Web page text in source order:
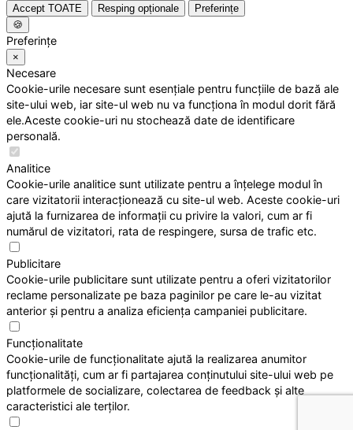
Accept TOATE Resping opționale
Preferințe
🍪
Preferințe
×
Necesare
Cookie-urile necesare sunt esențiale pentru funcțiile de bază ale
site-ului web, iar site-ul web nu va funcționa în modul dorit fără
ele.Aceste cookie-uri nu stochează date de identificare
personală.
Analitice
Cookie-urile analitice sunt utilizate pentru a înțelege modul în
care vizitatorii interacționează cu site-ul web. Aceste cookie-uri
ajută la furnizarea de informații cu privire la valori, cum ar fi
numărul de vizitatori, rata de respingere, sursa de trafic etc.
Publicitare
Cookie-urile publicitare sunt utilizate pentru a oferi vizitatorilor
reclame personalizate pe baza paginilor pe care le-au vizitat
anterior și pentru a analiza eficiența campaniei publicitare.
Funcționalitate
Cookie-urile de funcționalitate ajută la realizarea anumitor
funcționalități, cum ar fi partajarea conținutului site-ului web pe
platformele de socializare, colectarea de feedback și alte
caracteristici ale terților.